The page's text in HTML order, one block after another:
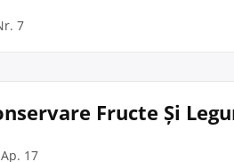
7
Fructe Și
17